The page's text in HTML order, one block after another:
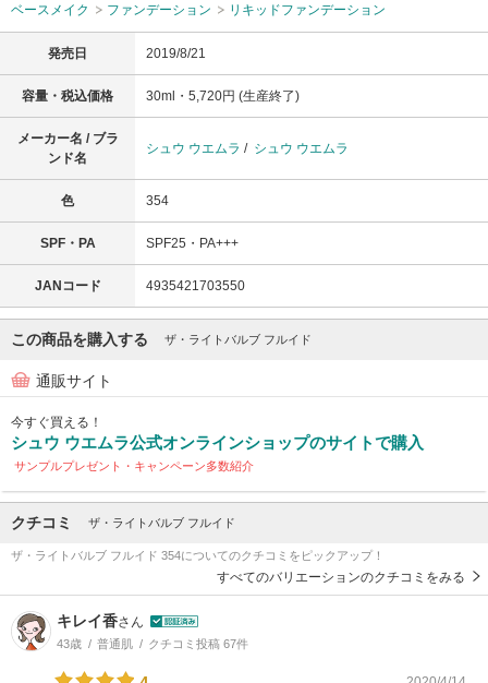
ベースメイク
ファンデーション リキッドファンデーション
発売日 2019/8/21
容量・税込価格 30ml・5,720円 (生産終了)
メーカー名 / ブラ
ンド名
シュウ ウエムラ / シュウ ウエムラ
色 354
SPF・PA SPF25・PA+++
JANコード 4935421703550
この商品を購入する ザ・ライトバルブ フルイド
通販サイト
今すぐ買える！
シュウ ウエムラ公式オンラインショップのサイトで購入
サンプルプレゼント・キャンペーン多数紹介
クチコミ ザ・ライトバルブ フルイド
ザ・ライトバルブ フルイド 354についてのクチコミをピックアップ！
すべてのバリエーションのクチコミをみる
キレイ香さん
43歳 普通肌 クチコミ投稿 67件